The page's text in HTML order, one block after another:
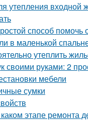
утепления входной
способ
в маленькой
утеплить
своими руками: 2
мебели
сумки
этапе ремонта